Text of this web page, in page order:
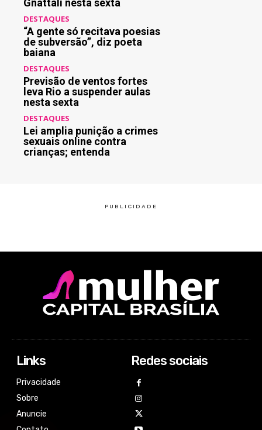
Gnattali nesta sexta
DESTAQUES
“A gente só recitava poesias
de subversão”, diz poeta
baiana
DESTAQUES
Previsão de ventos fortes
leva Rio a suspender aulas
nesta sexta
DESTAQUES
Lei amplia punição a crimes
sexuais online contra
crianças; entenda
Links
Privacidade
Sobre
Anuncie
Redes sociais